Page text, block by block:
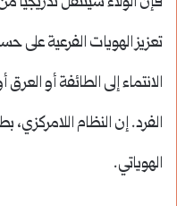
تعزيز الهويات الفرعية على
الانتماء إلى الطائفة أو
الفرد. إن النظام
الهوياتي.